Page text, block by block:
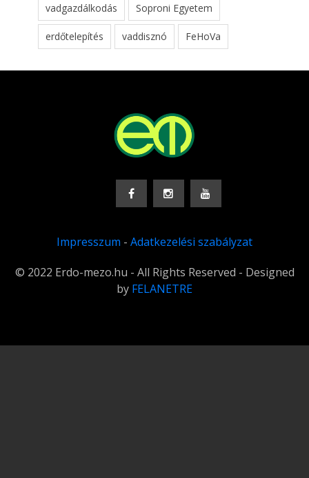
vadgazdálkodás Soproni Egyetem
erdőtelepítés vaddisznó FeHoVa
Impresszum - Adatkezelési szabályzat
© 2022 Erdo-mezo.hu - All Rights Reserved - Designed
by FELANETRE